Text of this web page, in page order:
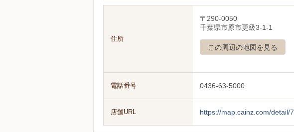
住所
〒290-0050
千葉県市原市更級3-1-1
この周辺の地図を見る
電話番号 0436-63-5000
店舗URL https://map.cainz.com/detail/